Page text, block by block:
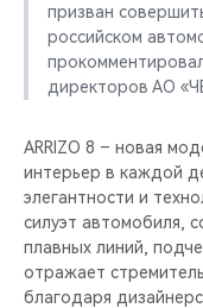
призван
российском
директоров АО
ARRIZO 8 – новая
интерьер в каждой
элегантности и
силуэт автомобиля,
плавных линий,
отражает
благодаря